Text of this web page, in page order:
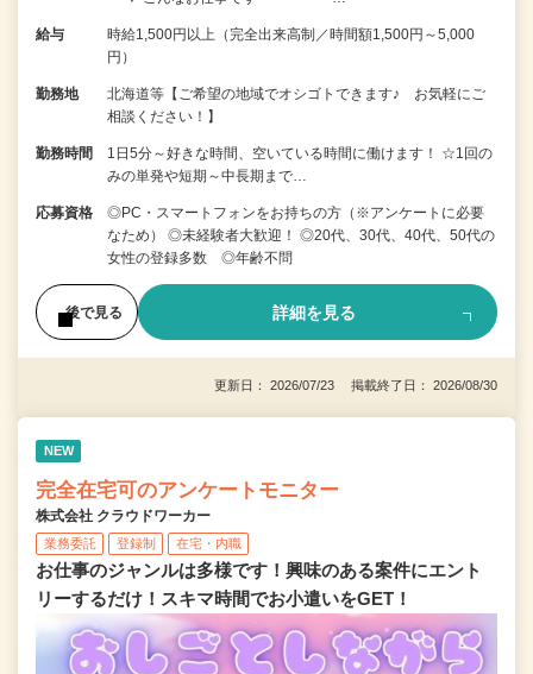
給与
時給1,500円以上（完全出来高制／時間額1,500円～5,000
円）
勤務地
北海道等【ご希望の地域でオシゴトできます♪ お気軽にご
相談ください！】
勤務時間
1日5分～好きな時間、空いている時間に働けます！ ☆1回の
みの単発や短期～中長期まで…
応募資格
◎PC・スマートフォンをお持ちの方（※アンケートに必要
なため） ◎未経験者大歓迎！ ◎20代、30代、40代、50代の
女性の登録多数 ◎年齢不問
後で見る 詳細を見る
更新日： 2026/07/23 掲載終了日： 2026/08/30
NEW
完全在宅可のアンケートモニター
株式会社 クラウドワーカー
業務委託 登録制 在宅・内職
お仕事のジャンルは多様です！興味のある案件にエント
リーするだけ！スキマ時間でお小遣いをGET！